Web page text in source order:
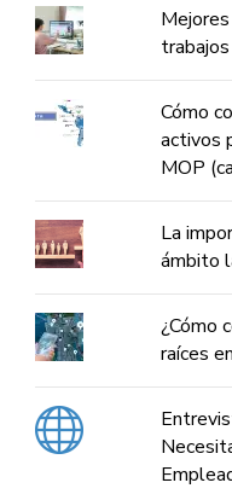
Cómo
activos
MOP
La
ámbito
¿Cómo
raíces